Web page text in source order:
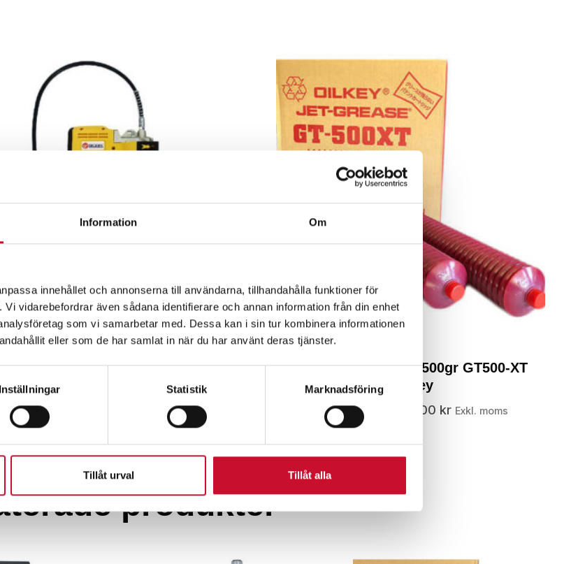
Information Om
innehållet och annonserna till användarna, tillhandahålla funktioner för
vidarebefordrar även sådana identifierare och annan information från din enhet
som vi samarbetar med. Dessa kan i sin tur kombinera informationen
eller som de har samlat in när du har använt deras tjänster.
Inställningar Statistik Marknadsföring
Tillåt urval Tillåt alla
21V för dragspelspatroner
4,760.00 Exkl. moms
Dragspelspatroner 500gr GT500-XT
OilKey
134.00kr 2,295.00 kr Exkl. moms
produkter